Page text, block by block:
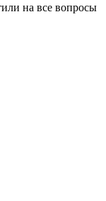
на все вопросы